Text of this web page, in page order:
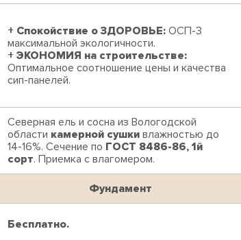
+ Спокойствие о ЗДОРОВЬЕ: ОСП-3
максимальной экологичности.
+ ЭКОНОМИЯ на строительстве:
Оптимальное соотношение цены и качества
сип-панелей.
Северная ель и сосна из Вологодской
области камерной сушки влажностью до
14-16%. Сечение по ГОСТ 8486-86, 1й
сорт. Приемка с влагомером.
Фундамент
Бесплатно.